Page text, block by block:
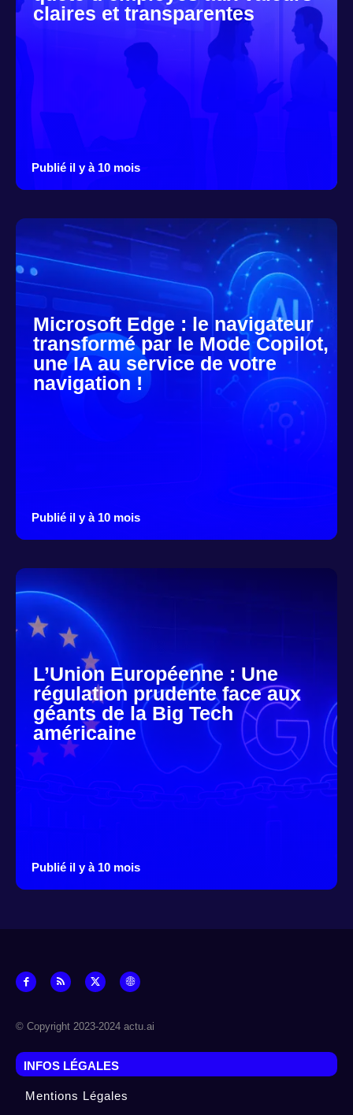
claires et transparentes
Publié il y à 10 mois
Microsoft Edge : le navigateur
transformé par le Mode Copilot,
une IA au service de votre
navigation !
Publié il y à 10 mois
L’Union Européenne : Une
régulation prudente face aux
géants de la Big Tech
américaine
Publié il y à 10 mois
© Copyright 2023-2024 actu.ai
INFOS LÉGALES
Mentions Légales